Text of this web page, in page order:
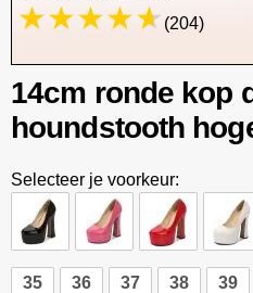
(204)
14cm ronde kop
houndstooth
Selecteer je voorkeur:
35 36 37 38 39